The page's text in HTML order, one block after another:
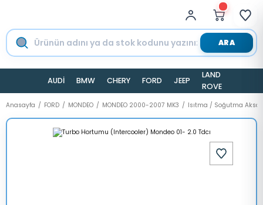
ARA
AUDİ BMW CHERY FORD JEEP
LAND
ROVER
Anasayfa FORD MONDEO MONDEO 2000-2007 MK3 Isıtma / Soğutma